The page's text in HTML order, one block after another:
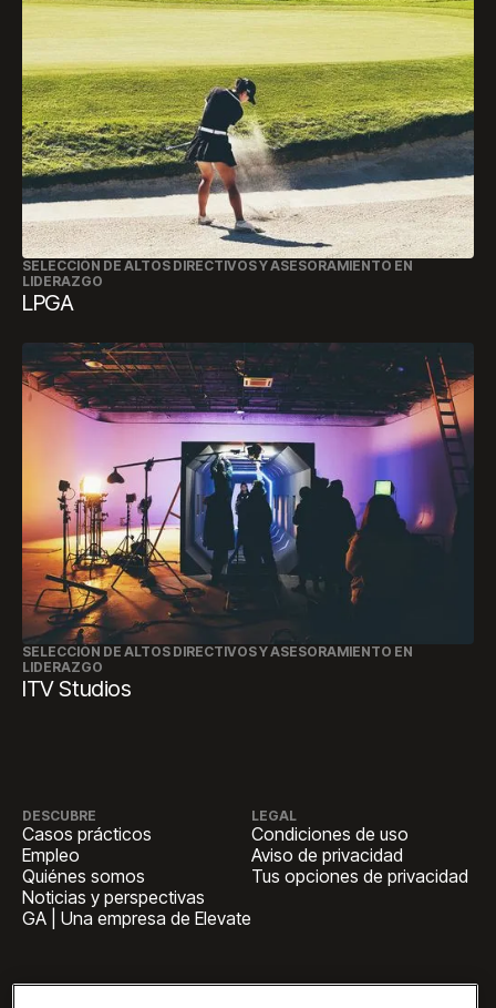
SELECCIÓN DE ALTOS DIRECTIVOS Y ASESORAMIENTO EN
LIDERAZGO
LPGA
SELECCIÓN DE ALTOS DIRECTIVOS Y ASESORAMIENTO EN
LIDERAZGO
ITV Studios
DESCUBRE
Casos prácticos
Empleo
Quiénes somos
Noticias y perspectivas
GA | Una empresa de Elevate
LEGAL
Condiciones de uso
Aviso de privacidad
Tus opciones de privacidad
SEDE CENTRAL